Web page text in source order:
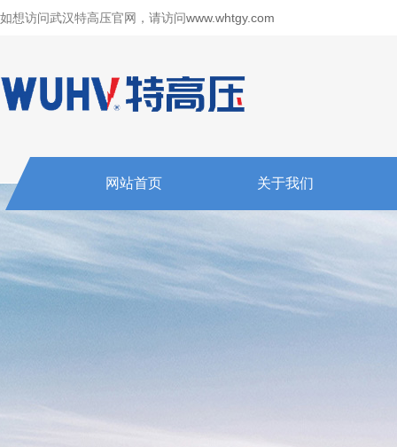
如想访问武汉特高压官网，请访问www.whtgy.com
网站首页 关于我们